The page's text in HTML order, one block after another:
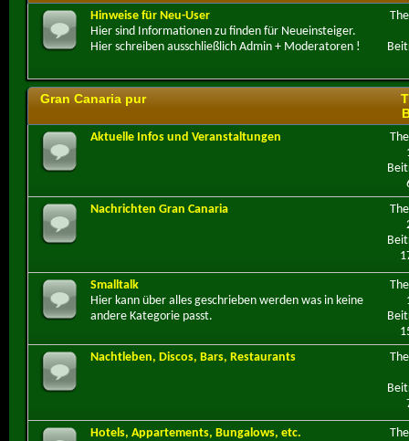
Hinweise für Neu-User
Hier sind Informationen zu finden für Neueinsteiger.
Hier schreiben ausschließlich Admin + Moderatoren !
Gran Canaria pur
Aktuelle Infos und Veranstaltungen
Nachrichten Gran Canaria
Smalltalk
Hier kann über alles geschrieben werden was in keine
andere Kategorie passt.
Nachtleben, Discos, Bars, Restaurants
Hotels, Appartements, Bungalows, etc.